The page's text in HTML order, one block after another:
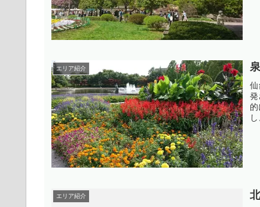
エリア紹介
仙
発
エリア紹介